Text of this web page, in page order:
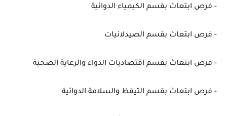
- فرص ابتعاث بقسم الكيمياء الدوائية
- فرص ابتعاث بقسم الصيدلانيات
- فرص ابتعاث بقسم اقتصاديات الدواء والرعاية الصحية
- فرص ابتعاث بقسم التيقظ والسلامة الدوائية